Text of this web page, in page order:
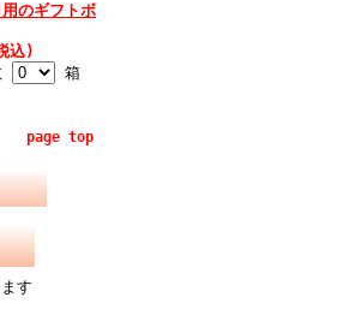
用のギフトボ
込)
箱
page top
す